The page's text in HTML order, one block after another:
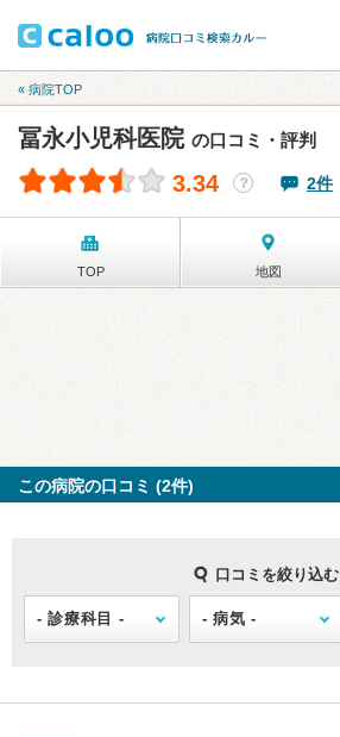
« 病院TOP
冨永小児科医院 の口コミ・評判
3.34 ？ 2件
TOP 地図
この病院の口コミ (2件)
口コミを絞り込む